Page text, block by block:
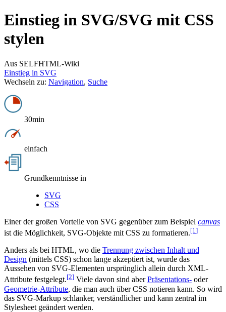
Einstieg in SVG/SVG mit CSS
stylen
Aus SELFHTML-Wiki
Einstieg in SVG
Wechseln zu: Navigation, Suche
30min
einfach
Grundkenntnisse in
SVG
CSS
Einer der großen Vorteile von SVG gegenüber zum Beispiel canvas
ist die Möglichkeit, SVG-Objekte mit CSS zu formatieren.[1 ]
Anders als bei HTML, wo die Trennung zwischen Inhalt und
Design (mittels CSS) schon lange akzeptiert ist, wurde das
Aussehen von SVG-Elementen ursprünglich allein durch XML-
Attribute festgelegt.[2] Viele davon sind aberPräsentations- oder
Geometrie-Attribute, die man auch über CSS notieren kann. So wird
das SVG-Markup schlanker, verständlicher und kann zentral im
Stylesheet geändert werden.